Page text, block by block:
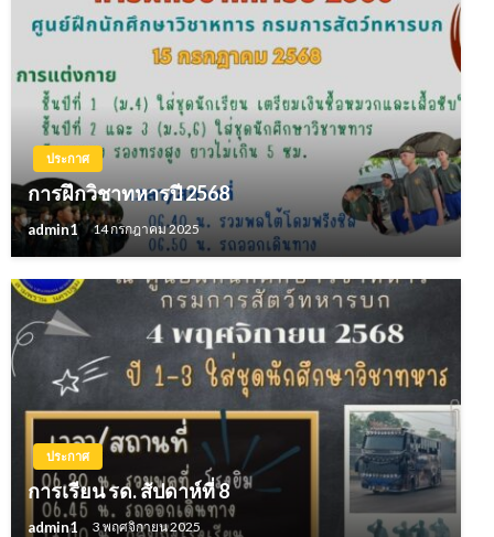
ประกาศ
การฝึกวิชาทหารปี 2568
admin1 14 กรกฎาคม 2025
ประกาศ
การเรียน รด. สัปดาห์ที่ 8
admin1 3 พฤศจิกายน 2025